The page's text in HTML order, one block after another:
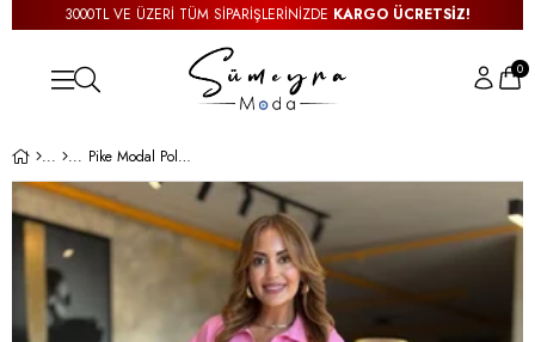
3000TL VE ÜZERİ TÜM SİPARİŞLERİNİZDE KARGO ÜCRETSİZ!
0
Pike Modal Polo Yaka Pembe Basic Elbise